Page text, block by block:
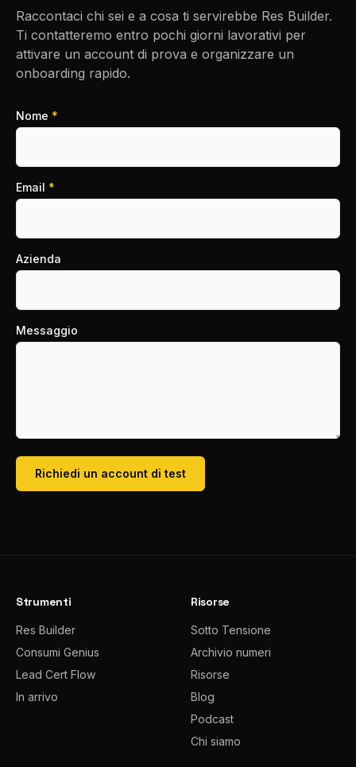
Raccontaci chi sei e a cosa ti servirebbe Res Builder.
Ti contatteremo entro pochi giorni lavorativi per
attivare un account di prova e organizzare un
onboarding rapido.
Nome *
Email *
Azienda
Messaggio
Richiedi un account di test
Strumenti
Res Builder
Consumi Genius
Lead Cert Flow
In arrivo
Risorse
Sotto Tensione
Archivio numeri
Risorse
Blog
Podcast
Chi siamo